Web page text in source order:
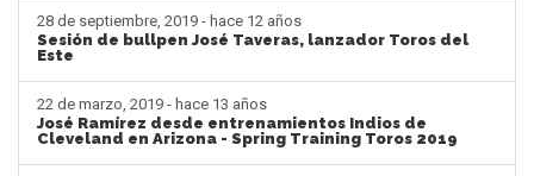
28 de septiembre, 2019 - hace 12 años
Sesión de bullpen José Taveras, lanzador Toros del
Este
22 de marzo, 2019 - hace 13 años
José Ramírez desde entrenamientos Indios de
Cleveland en Arizona - Spring Training Toros 2019